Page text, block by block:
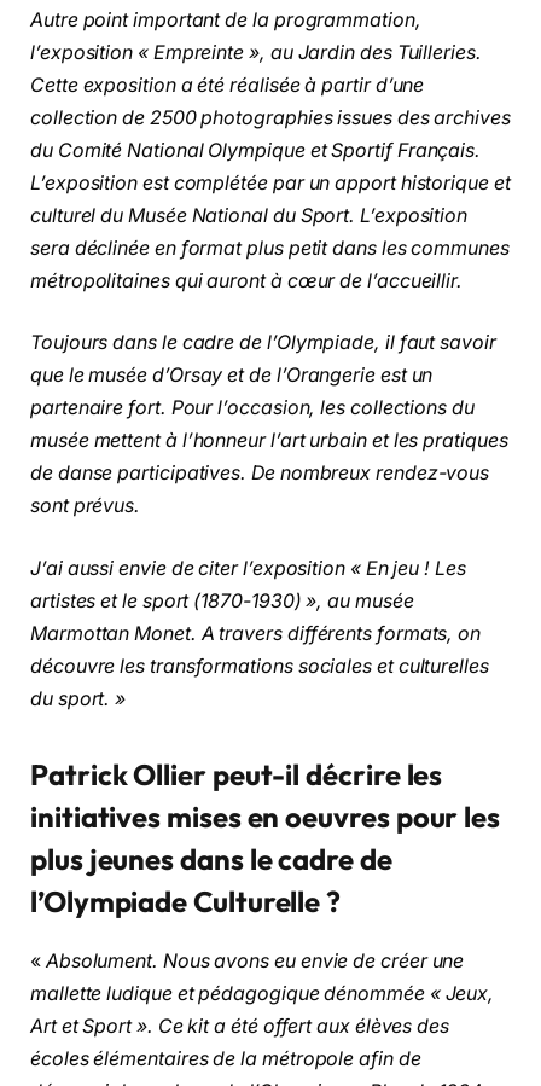
Autre point important de la programmation,
l’exposition « Empreinte », au Jardin des Tuilleries.
Cette exposition a été réalisée à partir d’une
collection de 2500 photographies issues des archives
du Comité National Olympique et Sportif Français.
L’exposition est complétée par un apport historique et
culturel du Musée National du Sport. L’exposition
sera déclinée en format plus petit dans les communes
métropolitaines qui auront à cœur de l’accueillir.
Toujours dans le cadre de l’Olympiade, il faut savoir
que le musée d’Orsay et de l’Orangerie est un
partenaire fort. Pour l’occasion, les collections du
musée mettent à l’honneur l’art urbain et les pratiques
de danse participatives. De nombreux rendez-vous
sont prévus.
J’ai aussi envie de citer l’exposition « En jeu ! Les
artistes et le sport (1870-1930) », au musée
Marmottan Monet. A travers différents formats, on
découvre les transformations sociales et culturelles
du sport. »
Patrick Ollier peut-il décrire les
initiatives mises en oeuvres pour les
plus jeunes dans le cadre de
l’Olympiade Culturelle ?
« Absolument. Nous avons eu envie de créer une
mallette ludique et pédagogique dénommée « Jeux,
Art et Sport ». Ce kit a été offert aux élèves des
écoles élémentaires de la métropole afin de